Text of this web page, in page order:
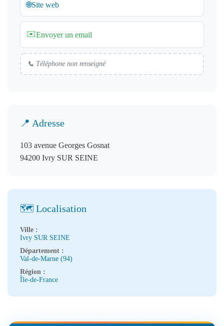
🌐Site web
✉️Envoyer un email
📞 Téléphone non renseigné
📍 Adresse
103 avenue Georges Gosnat
94200 Ivry SUR SEINE
🗺️ Localisation
Ville :
Ivry SUR SEINE
Département :
Val-de-Marne (94)
Région :
Île-de-France